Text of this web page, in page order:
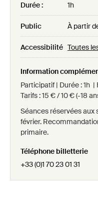
Durée : 1h
Public À partir
Accessibilité Toutes
Information
Participatif | Durée : 1h
Tarifs : 15 € / 10 € (-18
Séances réservées aux
février.
primaire.
Téléphone billetterie
+33 (0)1 70 23 01 31